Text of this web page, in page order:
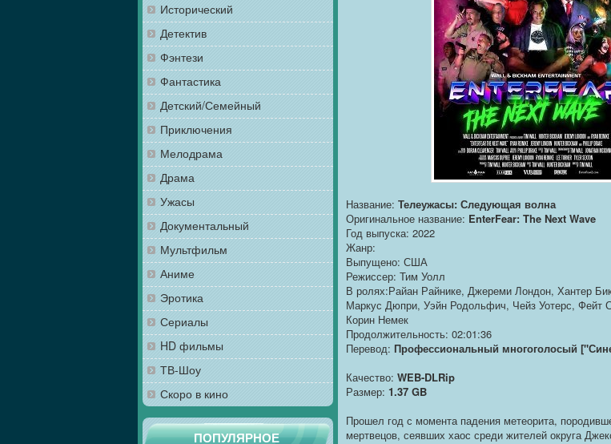
Исторический
Детектив
Фэнтези
Фантастика
Детский/Семейный
Приключения
Мелодрама
Драма
Ужасы
Документальный
Мультфильм
Аниме
Эротика
Сериалы
HD фильмы
ТВ-Шоу
Скоро в кино
ПОПУЛЯРНОЕ
Название: Телеужасы: Следующая волна
Оригинальное название: EnterFear: The Next Wave
Год выпуска: 2022
Жанр:
Выпущено: США
Режиссер: Тим Уолл
В ролях:Райан Райнике, Джереми Лондон, Хантер
Маркус Дюпри, Уэйн Родольфич, Чейз Уотерс, Фейт
Корин Немек
Продолжительность: 02:01:36
Перевод: Профессиональный многоголосый
Качество: WEB-DLRip
Размер: 1.37 GB
Прошел год с момента падения метеорита,
мертвецов, сеявших хаос среди жителей округа